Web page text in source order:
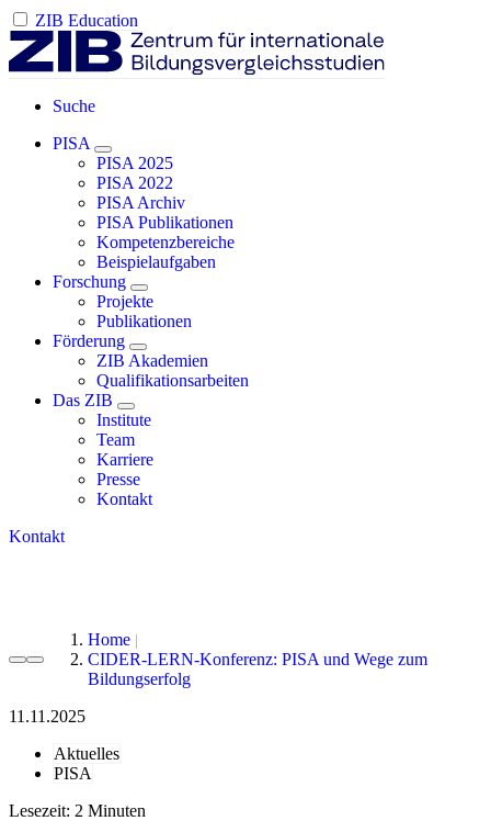
ZIB Education
Suche
PISA
PISA 2025
PISA 2022
PISA Archiv
PISA Publikationen
Kompetenzbereiche
Beispielaufgaben
Forschung
Projekte
Publikationen
Förderung
ZIB Akademien
Qualifikationsarbeiten
Das ZIB
Institute
Team
Karriere
Presse
Kontakt
Kontakt
Home
CIDER-LERN-Konferenz: PISA und Wege zum
Bildungserfolg
11.11.2025
Aktuelles
PISA
Lesezeit: